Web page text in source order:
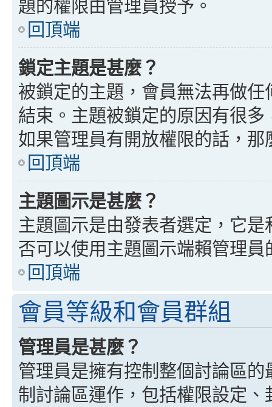
題的權限由管理員授予。
回頂端
鎖定主題是甚麼？
被鎖定的主題，會員無法再做
結束。主題被鎖定的原因有很
如果管理員有開放權限的話，
回頂端
主題圖示是甚麼？
主題圖示是由發表者選定，它
否可以使用主題圖示端賴管理員
回頂端
會員等級和會員群組
管理員是甚麼？
管理員是擁有控制整個討論區
制討論區運作，包括權限設定